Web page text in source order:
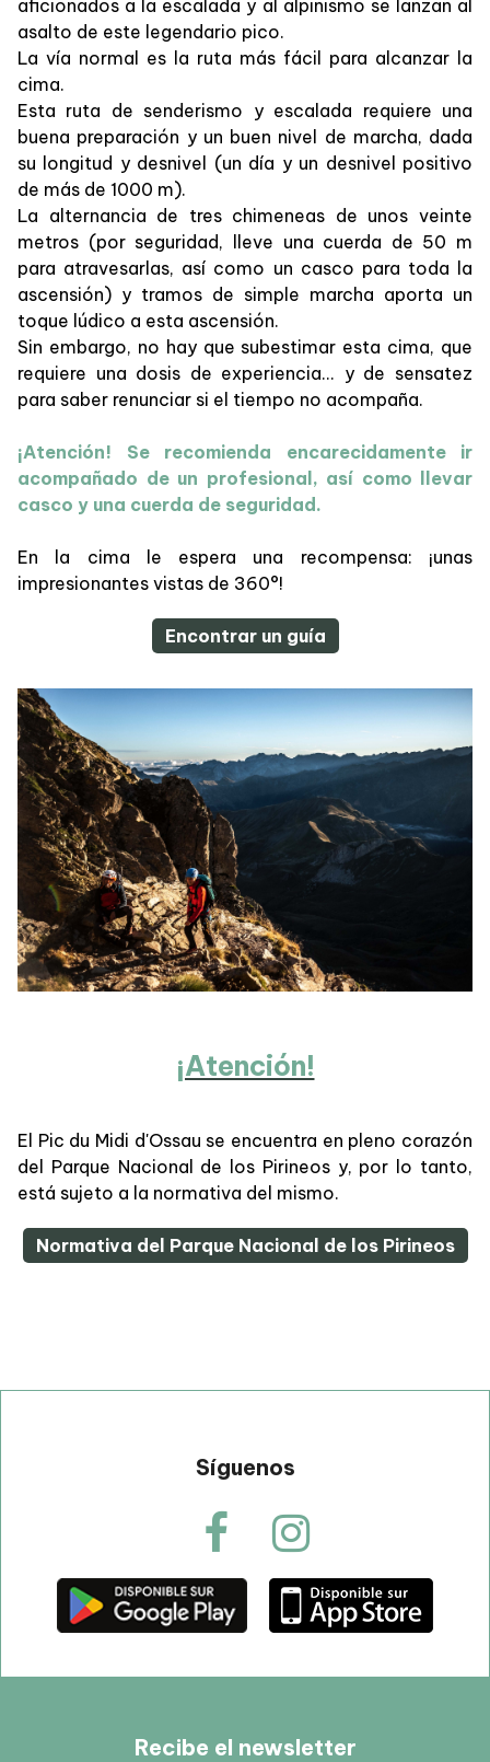
aficionados a la escalada y al alpinismo se lanzan al
asalto de este legendario pico.
La vía normal es la ruta más fácil para alcanzar la
cima.
Esta ruta de senderismo y escalada requiere una
buena preparación y un buen nivel de marcha, dada
su longitud y desnivel (un día y un desnivel positivo
de más de 1000 m).
La alternancia de tres chimeneas de unos veinte
metros (por seguridad, lleve una cuerda de 50 m
para atravesarlas, así como un casco para toda la
ascensión) y tramos de simple marcha aporta un
toque lúdico a esta ascensión.
Sin embargo, no hay que subestimar esta cima, que
requiere una dosis de experiencia... y de sensatez
para saber renunciar si el tiempo no acompaña.
¡Atención! Se recomienda encarecidamente ir
acompañado de un profesional, así como llevar
casco y una cuerda de seguridad.
En la cima le espera una recompensa: ¡unas
impresionantes vistas de 360°!
Encontrar un guía
¡Atención!
El Pic du Midi d'Ossau se encuentra en pleno corazón
del Parque Nacional de los Pirineos y, por lo tanto,
está sujeto a la normativa del mismo.
Normativa del Parque Nacional de los Pirineos
Síguenos
Recibe el newsletter